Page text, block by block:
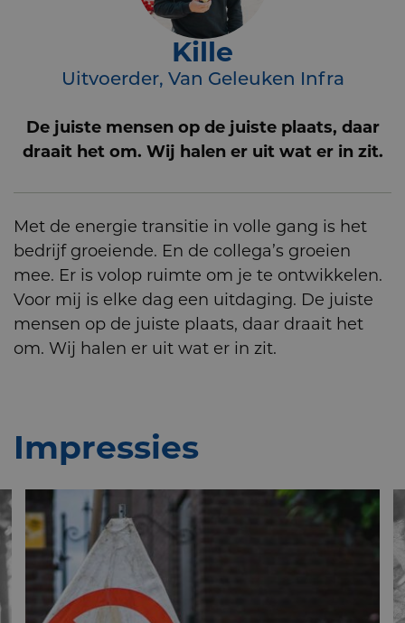
De juiste mensen op de juiste plaats, daar
draait het om. Wij halen er uit wat er in zit.
Kille
Uitvoerder, Van Geleuken Infra
Met de energie transitie in volle gang is het
bedrijf groeiende. En de collega’s groeien
mee. Er is volop ruimte om je te ontwikkelen.
Voor mij is elke dag een uitdaging. De juiste
mensen op de juiste plaats, daar draait het
om. Wij halen er uit wat er in zit.
Impressies